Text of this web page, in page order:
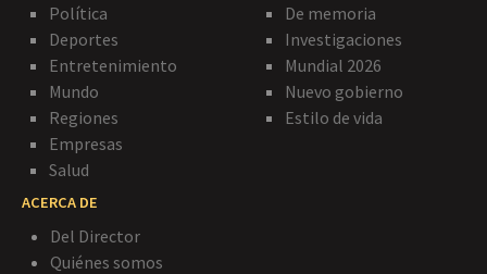
Política
Deportes
Entretenimiento
Mundo
Regiones
Empresas
Salud
De memoria
Investigaciones
Mundial 2026
Nuevo gobierno
Estilo de vida
ACERCA DE
Del Director
Quiénes somos